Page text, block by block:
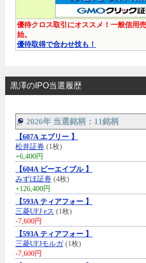
優待クロス取引にオススメ！一般信用
始。
優待取得で合わせ技も！
黒澤のIPO当選履歴
2026年 当選銘柄：11銘柄
【607A エブリー 】
松井証券 (1枚)
+6,400円
【604A ビーエイブル 】
みずほ証券 (4枚)
+126,400円
【593A ティアフォー 】
三菱UFJ eス (1枚)
-7,600円
【593A ティアフォー 】
三菱UFJモルガ(1枚)
-7,600円